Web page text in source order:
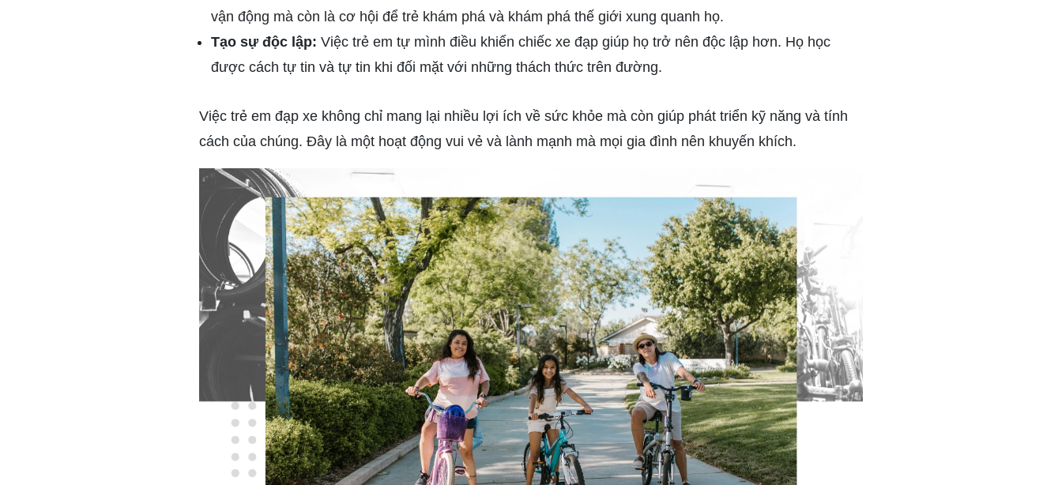
vận động mà còn là cơ hội để trẻ khám phá và khám phá thế giới xung quanh họ.
Tạo sự độc lập: Việc trẻ em tự mình điều khiển chiếc xe đạp giúp họ trở nên độc lập hơn. Họ học
được cách tự tin và tự tin khi đối mặt với những thách thức trên đường.
Việc trẻ em đạp xe không chỉ mang lại nhiều lợi ích về sức khỏe mà còn giúp phát triển kỹ năng và tính
cách của chúng. Đây là một hoạt động vui vẻ và lành mạnh mà mọi gia đình nên khuyến khích.